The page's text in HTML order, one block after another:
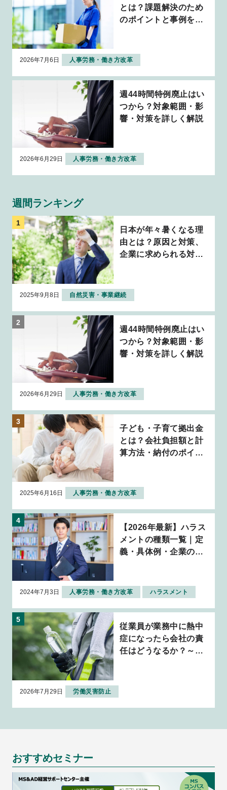
とは？課題解決のため
のポイントと事例を解
2026年7月6日 人事労務・働き方改革
週44時間特例廃止はい
つから？対象範囲・影
響・対策を詳しく解説
2026年6月29日 人事労務・働き方改革
週間ランキング
日本が年々暑くなる理
由とは？原因と対策、
企業に求められる対応
2025年9月8日 自然災害・事業継続
週44時間特例廃止はい
つから？対象範囲・影
響・対策を詳しく解説
2026年6月29日 人事労務・働き方改革
子ども・子育て拠出金
とは？会社負担額と計
算方法・納付のポイン
2025年6月16日 人事労務・働き方改革
【2026年最新】ハラス
メントの種類一覧｜定
義・具体例・企業の対
2024年7月3日 人事労務・働き方改革 ハラスメント
従業員が業務中に熱中
症になったら会社の責
任はどうなるか？～判
2026年7月29日 労働災害防止
おすすめセミナー